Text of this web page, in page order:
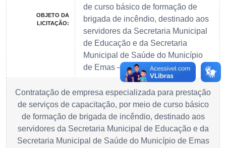
OBJETO DA
LICITAÇÃO:
de curso básico de formação de
brigada de incêndio, destinado aos
servidores da Secretaria Municipal
de Educação e da Secretaria
Municipal de Saúde do Município
de Emas – PB.
Contratação de empresa especializada para prestação
de serviços de capacitação, por meio de curso básico
de formação de brigada de incêndio, destinado aos
servidores da Secretaria Municipal de Educação e da
Secretaria Municipal de Saúde do Município de Emas